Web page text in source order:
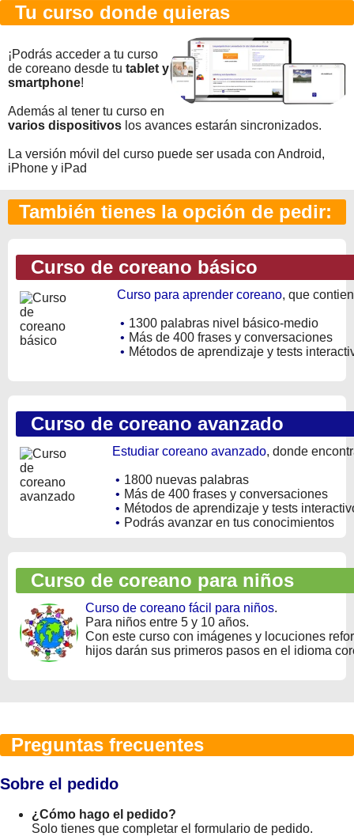
Tu curso donde quieras
¡Podrás acceder a tu curso
de coreano desde tu tablet y
smartphone!
Además al tener tu curso en
varios dispositivos los avances estarán sincronizados.
La versión móvil del curso puede ser usada con Android,
iPhone y iPad
También tienes la opción de pedir:
Curso de coreano básico
Curso para aprender coreano, que
• 1300 palabras nivel básico-medio
• Más de 400 frases y conversaciones
• Métodos de aprendizaje y tests
Curso de coreano avanzado
Estudiar coreano avanzado, donde
• 1800 nuevas palabras
• Más de 400 frases y conversaciones
• Métodos de aprendizaje y tests
• Podrás avanzar en tus conocimientos
Curso de coreano para niños
Curso de coreano fácil para niños.
Para niños entre 5 y 10 años.
Con este curso con imágenes y locuciones
hijos darán sus primeros pasos en el idioma
Preguntas frecuentes
Sobre el pedido
¿Cómo hago el pedido?
Solo tienes que completar el formulario de pedido.